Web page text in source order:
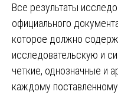
Все результаты
официального
которое должно
исследовательскую и
четкие, однозначные и
каждому